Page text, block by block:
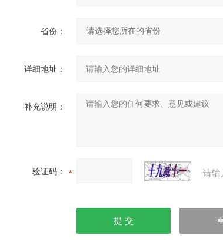
省份：
详细地址：
补充说明：
验证码： 请输